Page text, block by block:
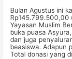
Bulan Agustus ini
Rp145.799.500,00
Yayasan Muslim
buka puasa
dan juga
beasiswa. Adapun
Total donasi yang